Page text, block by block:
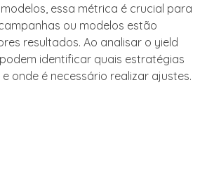
essa métrica é crucial para
ou modelos estão
resultados. Ao analisar o yield
identificar quais estratégias
onde é necessário realizar ajustes.